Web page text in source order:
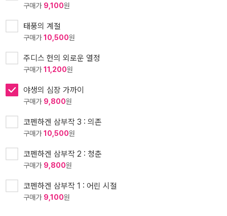
구매가 9,100원
태풍의 계절
구매가10,500원
주디스 헌의 외로운 열정
구매가11,200원
야생의 심장 가까이
구매가 9,800원
코펜하겐 삼부작 3 : 의존
구매가10,500원
코펜하겐 삼부작 2 : 청춘
구매가 9,800원
코펜하겐 삼부작 1 : 어린 시절
구매가 9,100원